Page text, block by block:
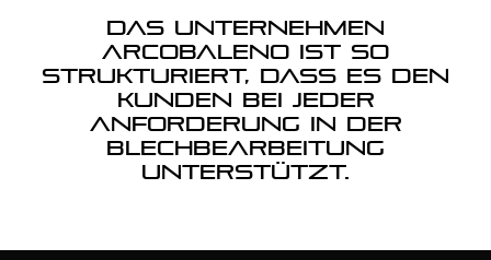
Das Unternehmen
Arcobaleno ist so
strukturiert, dass es den
Kunden bei jeder
Anforderung in der
Blechbearbeitung
unterstützt.